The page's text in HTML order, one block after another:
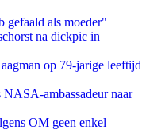
gefaald als moeder"
na dickpic in
op 79-jarige leeftijd
ambassadeur naar
OM geen enkel